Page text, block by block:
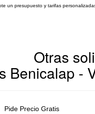
un presupuesto y tarifas
Otras
Benicalap -
Pide Precio Gratis